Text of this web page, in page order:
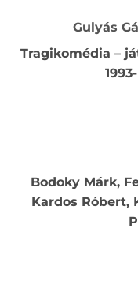
Gulyás
Tragikomédia –
Bodoky Márk,
Kardos Róbert,